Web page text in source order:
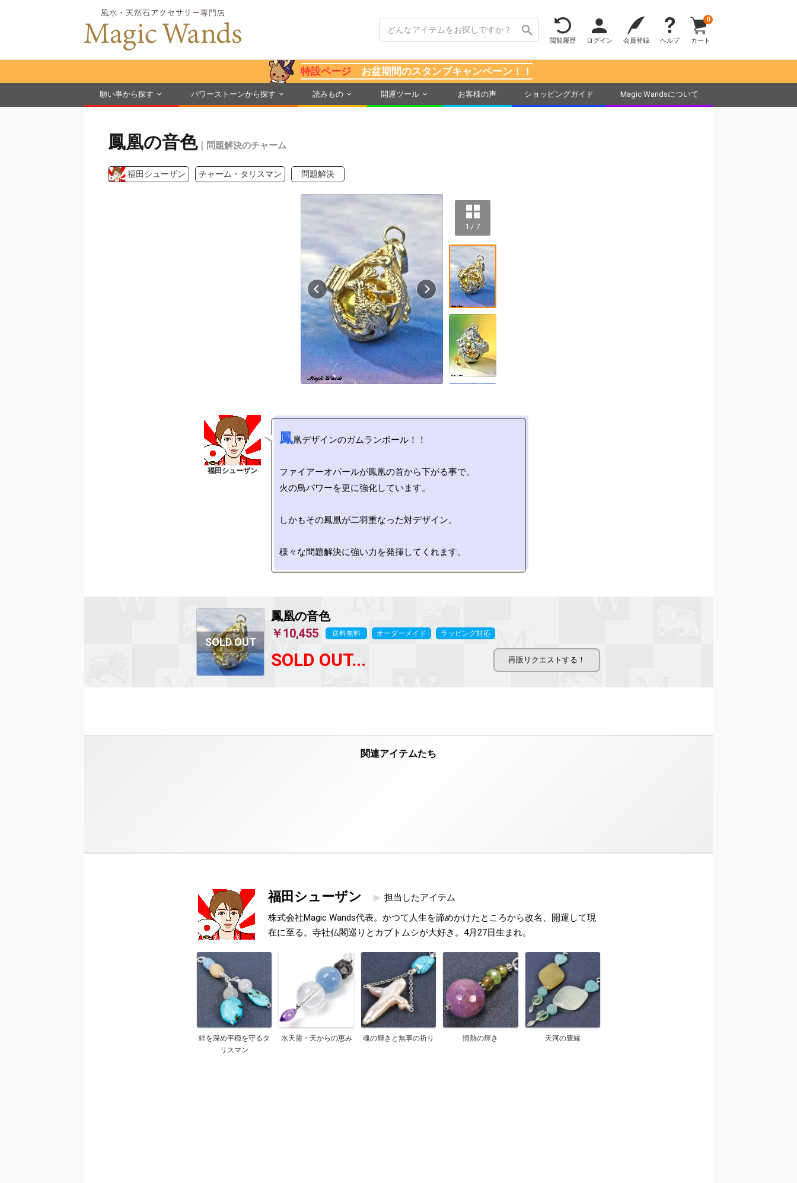
閲覧履歴 ログイン 会員登録 ヘルプ カート
0
特設ページ お盆期間のスタンプキャンペーン！！
願い事から探す パワーストーンから探す 読みもの 開運ツール お客様の声 ショッピングガイド Magic Wandsについて
鳳凰の音色｜問題解決のチャーム
福田シューザン チャーム・タリスマン 問題解決
1 / 7
鳳凰デザインのガムランボール！！
ファイアーオパールが鳳凰の首から下がる事で、
火の鳥パワーを更に強化しています。
しかもその鳳凰が二羽重なった対デザイン。
鳳凰の音色
￥10,455
送料無料 オーダーメイド ラッピング対応
SOLD OUT...
福田シューザン
担当したアイテム
株式会社Magic Wands代表。かつて人生を諦めかけたところから改名、開運して現
在に至る。寺社仏閣巡りとカブトムシが大好き。4月27日生まれ。
絆を深め平穏を守るタ
リスマン
水天需・天からの恵み 魂の輝きと無事の祈り 情熱の輝き 天河の豊縁